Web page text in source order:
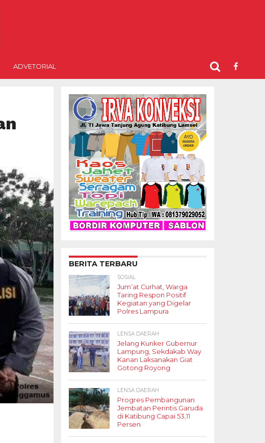
ADVETORIAL
BERITA TERBARU
SOSIAL
Jum’at Curhat, Warga
Taring Respon Positif
Kegiatan yang Digelar
Polres Lampura
LENSA DAERAH
Jelang Kunker Gubernur
Lampung, Sekdakab Way
Kanan Laksanakan Giat
Gotong Royong
LENSA DAERAH
Progres Pembangunan
Jembatan Perintis Garuda
di Katibung Capai 53,11
Persen